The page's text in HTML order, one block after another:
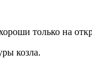
только на
козла.